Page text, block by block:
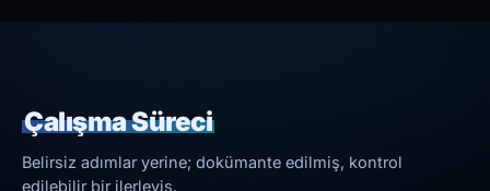
Çalışma Süreci
Belirsiz adımlar yerine; dokümante edilmiş, kontrol
edilebilir bir ilerleyiş.